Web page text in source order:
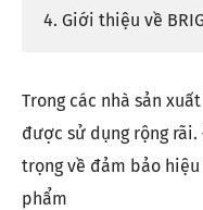
4. Giới thiệu về
Trong các nhà sản
được sử dụng rộng
trọng về đảm bảo
phẩm